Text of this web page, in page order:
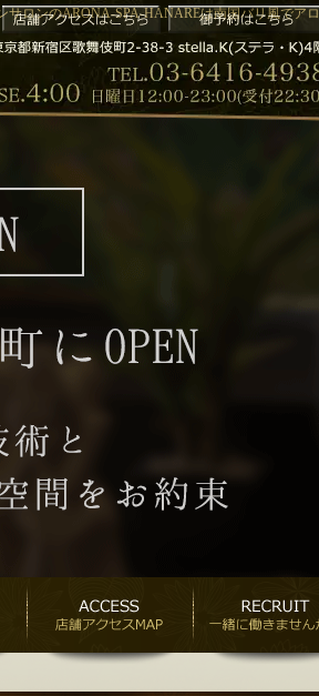
ロンのARONA-SPA-HANAREは南国バリ風でアロ